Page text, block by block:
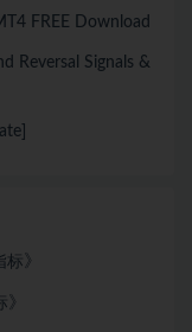
FREE Download
Reversal Signals &
标 》
》